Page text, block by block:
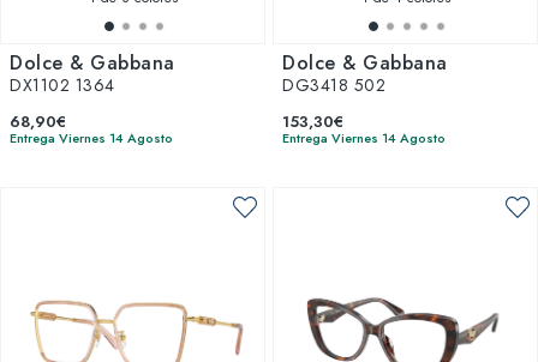
Dolce & Gabbana
DX1102 1364
68,90€
Entrega Viernes 14 Agosto
Dolce & Gabbana
DG3418 502
153,30€
Entrega Viernes 14 Agosto